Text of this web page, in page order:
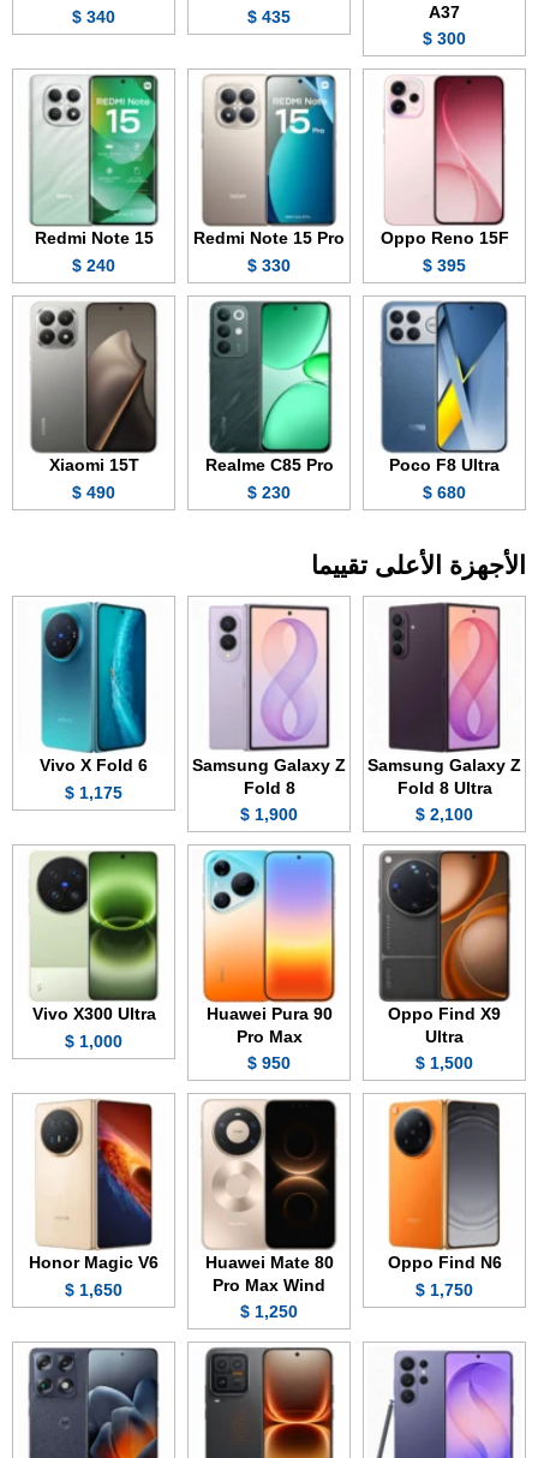
A37
300 $
435 $
340 $
Oppo Reno 15F
395 $
Redmi Note 15 Pro
330 $
Redmi Note 15
240 $
Poco F8 Ultra
680 $
Realme C85 Pro
230 $
Xiaomi 15T
490 $
الأجهزة الأعلى تقييما
Samsung Galaxy Z
Fold 8 Ultra
2,100 $
Samsung Galaxy Z
Fold 8
1,900 $
Vivo X Fold 6
1,175 $
Oppo Find X9
Ultra
1,500 $
Huawei Pura 90
Pro Max
950 $
Vivo X300 Ultra
1,000 $
Oppo Find N6
1,750 $
Huawei Mate 80
Pro Max Wind
1,250 $
Honor Magic V6
1,650 $